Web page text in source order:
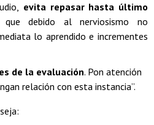
evita repasar hasta último
debido al nerviosismo no
lo aprendido e incrementes
de la evaluación. Pon atención
relación con esta instancia”.